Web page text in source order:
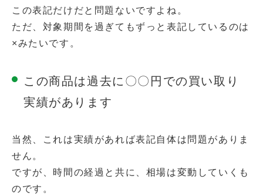
この表記だけだと問題ないですよね。
ただ、対象期間を過ぎてもずっと表記しているのは
×みたいです。
この商品は過去に〇〇円での買い取り
実績があります
当然、これは実績があれば表記自体は問題がありま
せん。
ですが、時間の経過と共に、相場は変動していくも
のです。